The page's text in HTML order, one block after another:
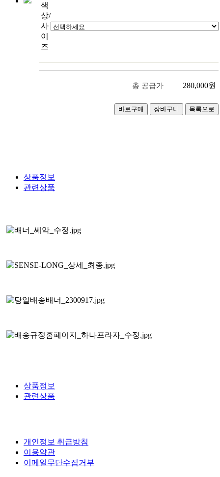
색
상/
사
이
즈
총 공급가 280,000원
상품정보
관련상품
상품정보
관련상품
개인정보 취급방침
이용약관
이메일무단수집거부